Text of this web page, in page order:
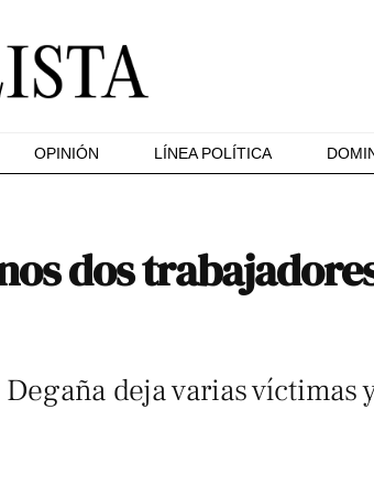
OPINIÓN LÍNEA POLÍTICA
dos
deja varias víctimas